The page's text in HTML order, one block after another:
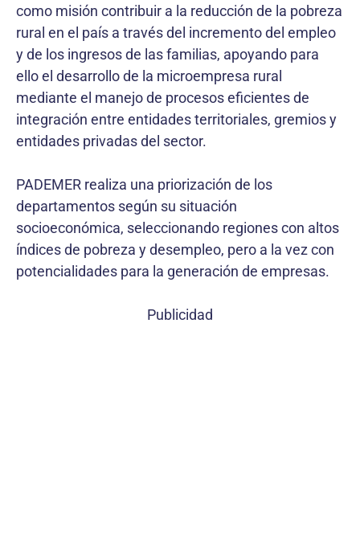
como misión contribuir a la reducción de la pobreza
rural en el país a través del incremento del empleo
y de los ingresos de las familias, apoyando para
ello el desarrollo de la microempresa rural
mediante el manejo de procesos eficientes de
integración entre entidades territoriales, gremios y
entidades privadas del sector.
PADEMER realiza una priorización de los
departamentos según su situación
socioeconómica, seleccionando regiones con altos
índices de pobreza y desempleo, pero a la vez con
potencialidades para la generación de empresas.
Publicidad